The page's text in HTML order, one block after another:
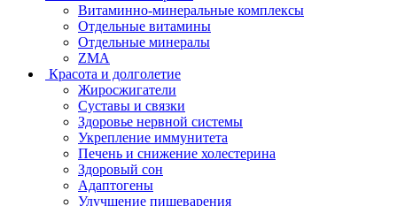
Витаминно-минеральные комплексы
Отдельные витамины
Отдельные минералы
ZMA
Красота и долголетие
Жиросжигатели
Суставы и связки
Здоровье нервной системы
Укрепление иммунитета
Печень и снижение холестерина
Здоровый сон
Адаптогены
Улучшение пищеварения